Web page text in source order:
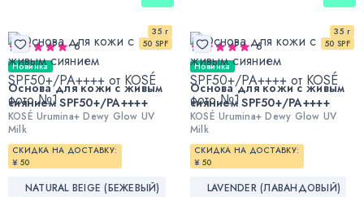
35 г
50 SPF
6
Новинка
Основа для кожи с живым
сиянием SPF50+/PA++++
KOSÉ Urumina+ Dewy Glow UV
Milk
СКИДКА НА ДОСТАВКУ:
¥ 50
NATURAL BEIGE (БЕЖЕВЫЙ)
35 г
50 SPF
6
Новинка
Основа для кожи с живым
сиянием SPF50+/PA++++
KOSÉ Urumina+ Dewy Glow UV
Milk
СКИДКА НА ДОСТАВКУ:
¥ 50
LAVENDER (ЛАВАНДОВЫЙ)